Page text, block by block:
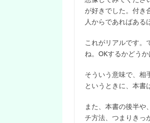
が好きでした。付き
人からであればある
これがリアルです。
ね。OKするかどうか
そういう意味で、相
というときに、本書
また、本書の後半や
チ方法、つまりきっ